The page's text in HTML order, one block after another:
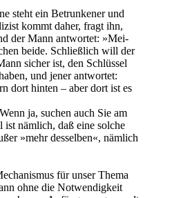
steht ein Betrun­ke­ner und
kommt daher, fragt ihn,
der Mann ant­wor­tet: »Mei­
bei­de. Schließ­lich will der
sicher ist, den Schlüs­sel
und jener ant­wor­tet:
dort hin­ten – aber dort ist es
ja, suchen auch Sie am
näm­lich, daß eine sol­che
»mehr des­sel­ben«, näm­lich
für unser The­ma
ohne die Not­wen­dig­keit